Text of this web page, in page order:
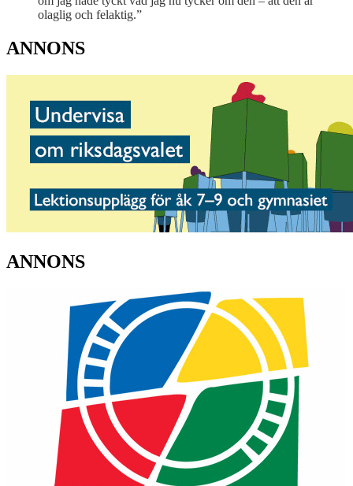
olaglig och felaktig.”
ANNONS
ANNONS